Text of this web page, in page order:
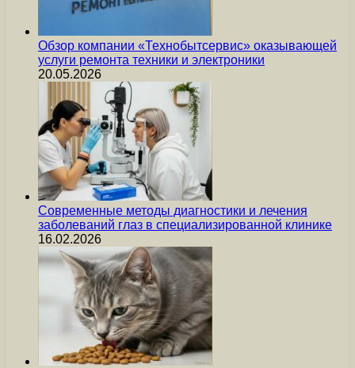
Обзор компании «Технобытсервис» оказывающей
услуги ремонта техники и электроники
20.05.2026
Современные методы диагностики и лечения
заболеваний глаз в специализированной клинике
16.02.2026